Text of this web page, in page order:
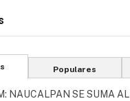
Populares
NAUCALPAN SE SUMA AL